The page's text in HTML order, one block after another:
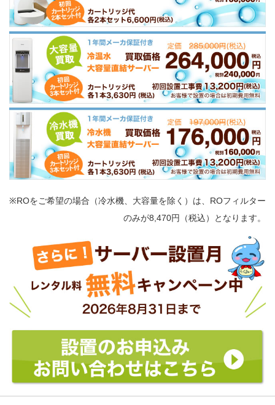
※ROをご希望の場合（冷水機、大容量を除く）は、ROフィルター
のみが8,470円（税込）となります。